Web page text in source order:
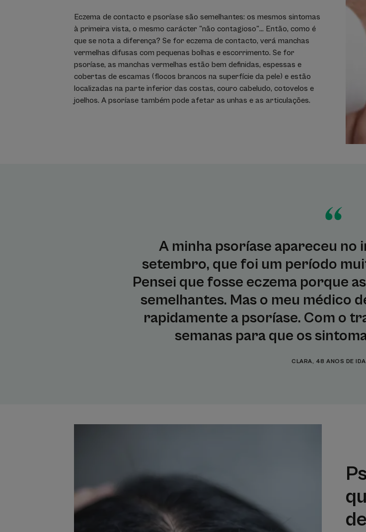
Eczema de contacto e psoríase são semelhantes: os mesmos sintomas
à primeira vista, o mesmo carácter "não contagioso"... Então, como é
que se nota a diferença? Se for eczema de contacto, verá manchas
vermelhas difusas com pequenas bolhas e escorrimento. Se for
psoríase, as manchas vermelhas estão bem definidas, espessas e
cobertas de escamas (flocos brancos na superfície da pele) e estão
localizadas na parte inferior das costas, couro cabeludo, cotovelos e
joelhos. A psoríase também pode afetar as unhas e as articulações.
A minha psoríase apareceu no
setembro, que foi um período
Pensei que fosse eczema porque
semelhantes. Mas o meu médico
rapidamente a psoríase. Com o
semanas para que os
CLARA, 48 ANOS DE